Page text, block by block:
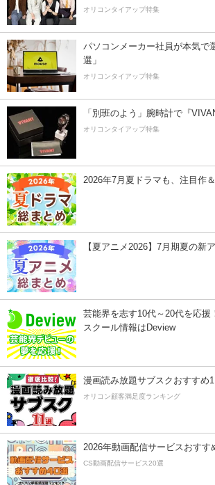
オリコンタイアップ特集
パソコンメーカー社員が本気で
選」
オリコンタイアップ特集
「別班のよう」腕時計で『
オリコンタイアップ特集
2026年7月夏ドラマも、注目作
【夏アニメ2026】7月期夏の新
芸能界を志す10代～20代を応援
スクール情報はDeview
漫画読み放題サブスクおすすめ
オリコン顧客満足度ランキング
2026年動画配信サービスおすす
CS動画配信サービス20選